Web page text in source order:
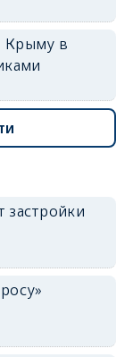
Крыму в
застройки